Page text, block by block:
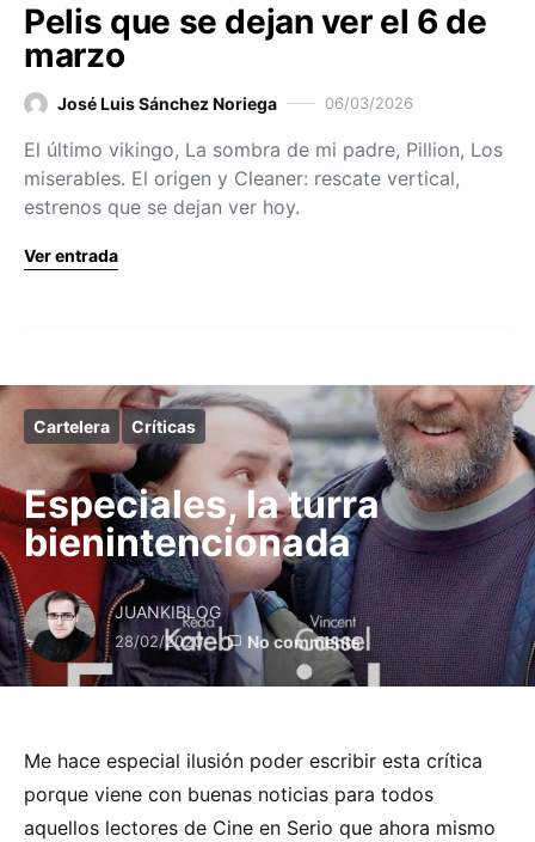
Pelis que se dejan ver el 6 de
marzo
José Luis Sánchez Noriega 06/03/2026
El último vikingo, La sombra de mi padre, Pillion, Los
miserables. El origen y Cleaner: rescate vertical,
estrenos que se dejan ver hoy.
Ver entrada
Cartelera Críticas
Especiales, la turra
bienintencionada
JUANKIBLOG
28/02/2020 No comments
Me hace especial ilusión poder escribir esta crítica
porque viene con buenas noticias para todos
aquellos lectores de Cine en Serio que ahora mismo